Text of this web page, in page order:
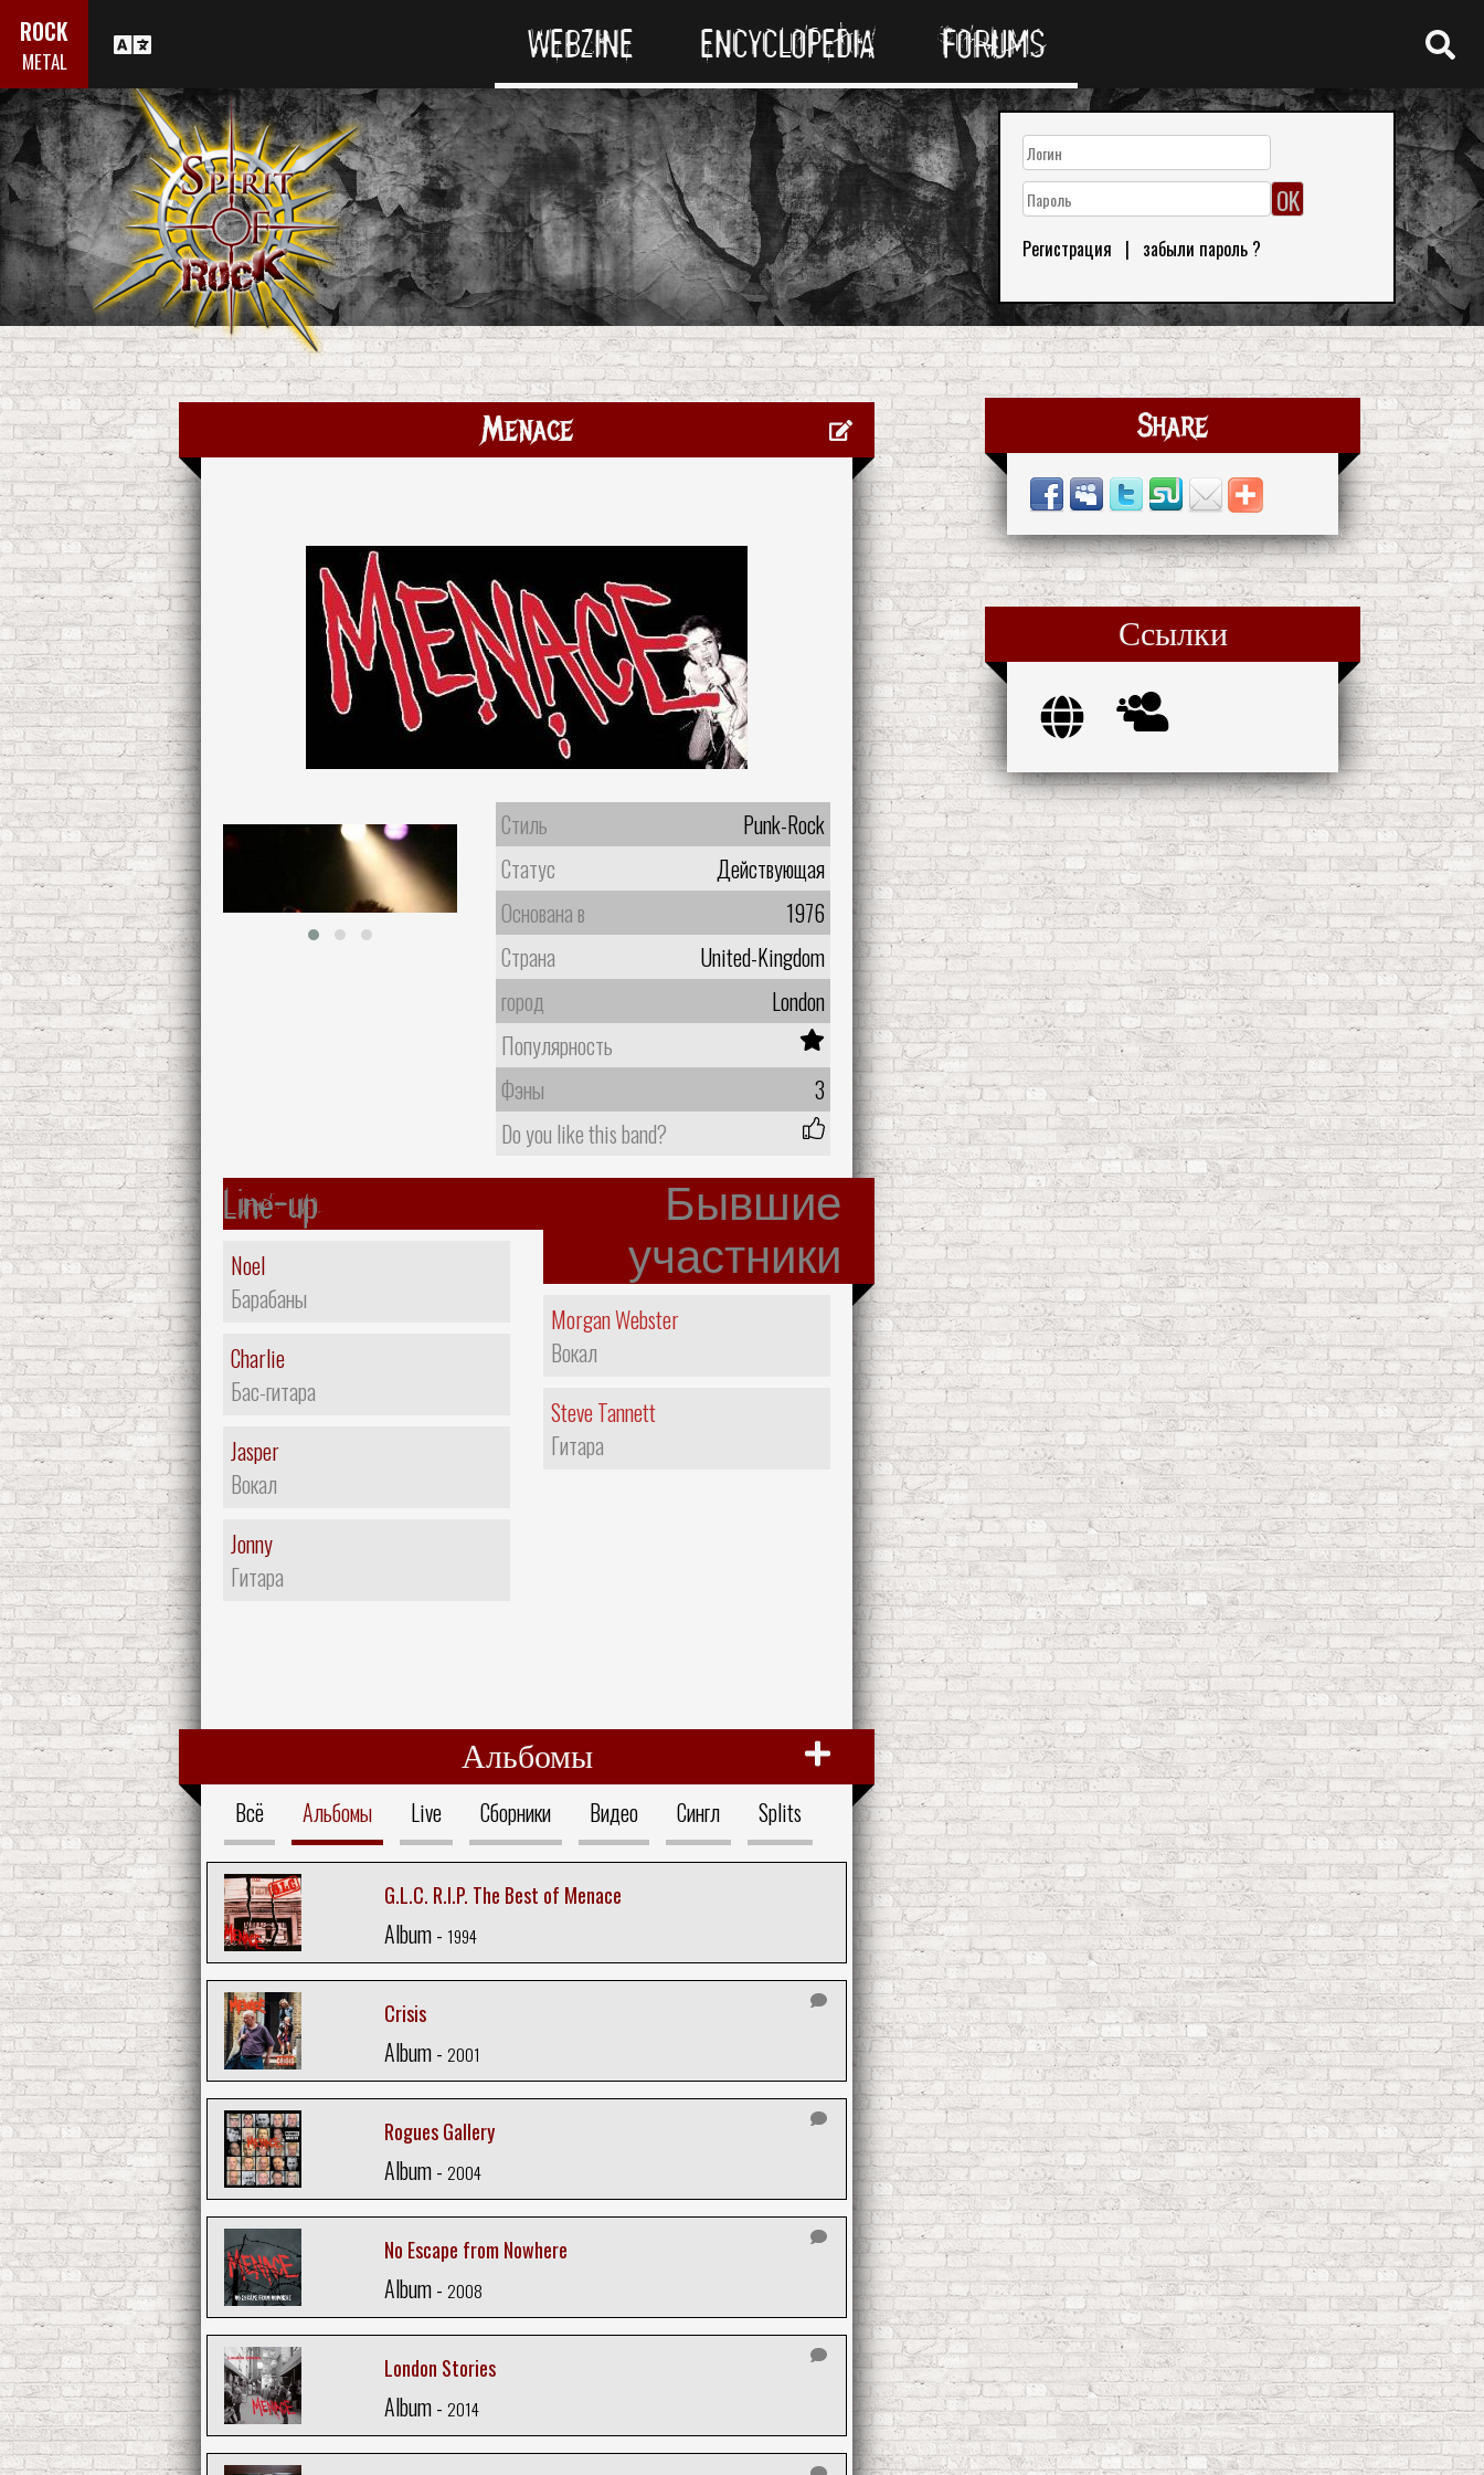
ROCK
METAL WEBZINE ENCYCLOPEDIA FORUMS
Регистрация | забыли пароль ?
Menace
Стиль
Punk-Rock
Статус
Действующая
Основана в
1976
Страна
United-Kingdom
город
London
Популярность
Фэны
3
Do you like this band?
Line-up
Noel
Барабаны
Charlie
Бас-гитара
Jasper
Вокал
Jonny
Гитара
Бывшие
участники
Morgan Webster
Вокал
Steve Tannett
Гитара
Альбомы
Всё Альбомы Live Сборники Видео Сингл Splits
G.L.C. R.I.P. The Best of Menace
Album - 1994
Crisis
Album - 2001
Rogues Gallery
Album - 2004
No Escape from Nowhere
Album - 2008
London Stories
Album - 2014
Share
Ссылки